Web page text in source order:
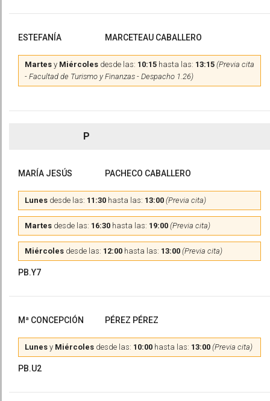
ESTEFANÍA MARCETEAU CABALLERO
Martes y Miércoles desde las: 10:15 hasta las: 13:15 (Previa cita
- Facultad de Turismo y Finanzas - Despacho 1.26)
P
MARÍA JESÚS PACHECO CABALLERO
Lunes desde las: 11:30 hasta las: 13:00 (Previa cita)
Martes desde las: 16:30 hasta las: 19:00 (Previa cita)
Miércoles desde las: 12:00 hasta las: 13:00 (Previa cita)
PB.Y7
Mª CONCEPCIÓN PÉREZ PÉREZ
Lunes y Miércoles desde las: 10:00 hasta las: 13:00 (Previa cita)
PB.U2